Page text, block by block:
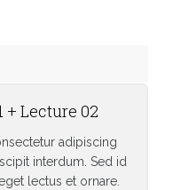
+ Lecture 02
adipiscing
interdum. Sed id
lectus et ornare.